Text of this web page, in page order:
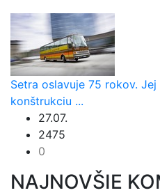
Setra oslavuje 75 rokov.
konštrukciu ...
27.07.
2475
0
NAJNOVŠIE